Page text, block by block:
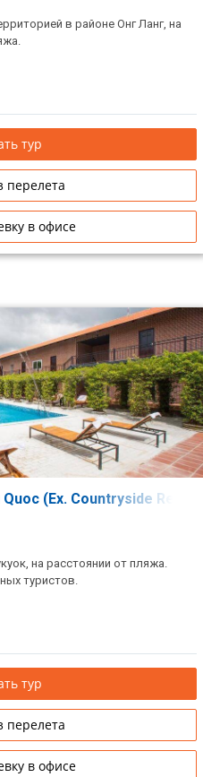
в районе Онг Ланг, на
тур
перелета
в офисе
Quoc (Ex. Countryside
на расстоянии от пляжа.
туристов.
тур
перелета
в офисе